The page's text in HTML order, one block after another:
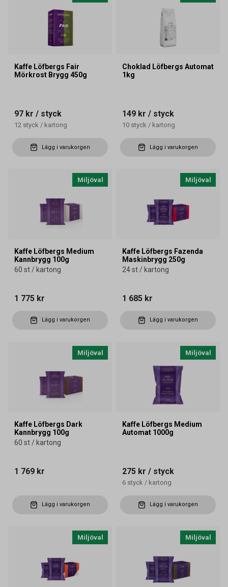
Kaffe Löfbergs Fair
Mörkrost Brygg 450g
97 kr / styck
12 styck / kartong
Lägg i varukorgen
Choklad Löfbergs Automat
1kg
149 kr / styck
10 styck / kartong
Lägg i varukorgen
Miljöval
Kaffe Löfbergs Medium
Kannbrygg 100g
60 st / kartong
1 775 kr
Lägg i varukorgen
Miljöval
Kaffe Löfbergs Fazenda
Maskinbrygg 250g
24 st / kartong
1 685 kr
Lägg i varukorgen
Miljöval
Kaffe Löfbergs Dark
Kannbrygg 100g
60 st / kartong
1 769 kr
Lägg i varukorgen
Miljöval
Kaffe Löfbergs Medium
Automat 1000g
275 kr / styck
6 styck / kartong
Lägg i varukorgen
Miljöval Miljöval